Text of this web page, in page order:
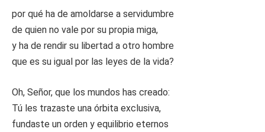
por qué ha de amoldarse a servidumbre
de quien no vale por su propia miga,
y ha de rendir su libertad a otro hombre
que es su igual por las leyes de la vida?
Oh, Señor, que los mundos has creado:
Tú les trazaste una órbita exclusiva,
fundaste un orden y equilibrio eternos